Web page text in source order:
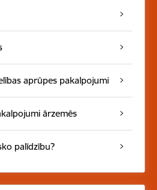
aprūpes pakalpojumi
ārzemēs
palīdzību?